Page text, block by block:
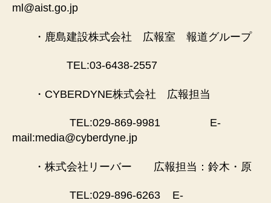
ml@aist.go.jp
・鹿島建設株式会社 広報室 報道グループ
TEL:03-6438-2557
・CYBERDYNE株式会社 広報担当
TEL:029-869-9981 E-
mail:media@cyberdyne.jp
・株式会社リーバー 広報担当：鈴木・原
TEL:029-896-6263 E-